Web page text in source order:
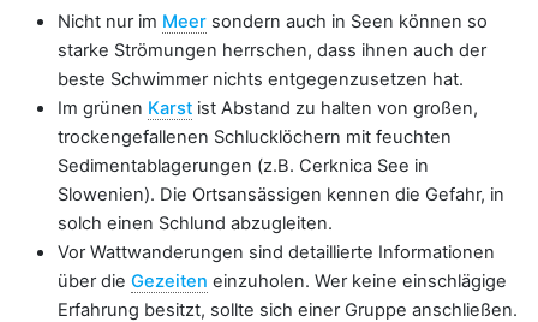
Nicht nur im Meer sondern auch in Seen können so
starke Strömungen herrschen, dass ihnen auch der
beste Schwimmer nichts entgegenzusetzen hat.
Im grünen Karst ist Abstand zu halten von großen,
trockengefallenen Schlucklöchern mit feuchten
Sedimentablagerungen (z.B. Cerknica See in
Slowenien). Die Ortsansässigen kennen die Gefahr, in
solch einen Schlund abzugleiten.
Vor Wattwanderungen sind detaillierte Informationen
über die Gezeiten einzuholen. Wer keine einschlägige
Erfahrung besitzt, sollte sich einer Gruppe anschließen.